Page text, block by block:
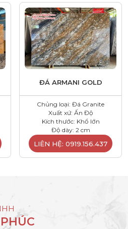
ĐÁ ARMANI GOLD
Chủng loại: Đá Granite
Xuất xứ: Ấn Độ
Kích thước: Khổ lớn
Độ dày: 2 cm
LIÊN HỆ: 0919.156.437